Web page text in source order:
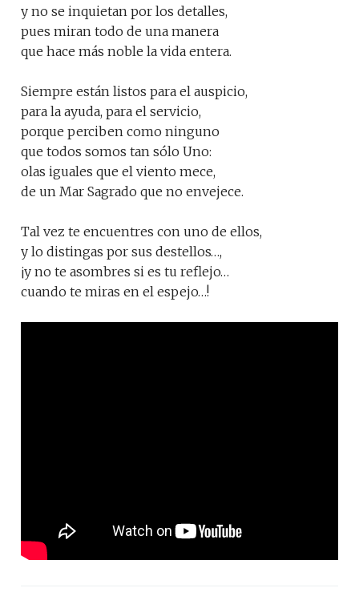
y no se inquietan por los detalles,
pues miran todo de una manera
que hace más noble la vida entera.
Siempre están listos para el auspicio,
para la ayuda, para el servicio,
porque perciben como ninguno
que todos somos tan sólo Uno:
olas iguales que el viento mece,
de un Mar Sagrado que no envejece.
Tal vez te encuentres con uno de ellos,
y lo distingas por sus destellos…,
¡y no te asombres si es tu reflejo…
cuando te miras en el espejo…!